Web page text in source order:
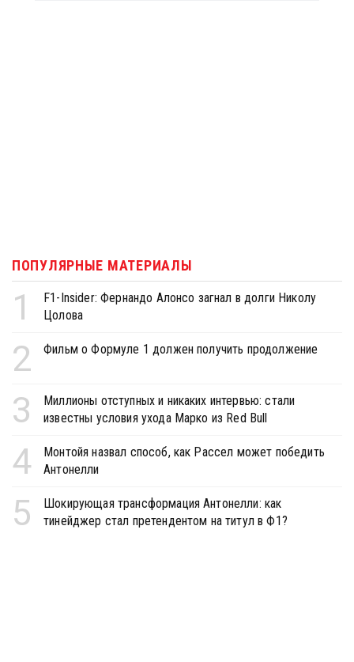
ПОПУЛЯРНЫЕ МАТЕРИАЛЫ
1
F1-Insider: Фернандо Алонсо загнал в долги Николу
Цолова
2 Фильм о Формуле 1 должен получить продолжение
3
Миллионы отступных и никаких интервью: стали
известны условия ухода Марко из Red Bull
4
Монтойя назвал способ, как Рассел может победить
Антонелли
5
Шокирующая трансформация Антонелли: как
тинейджер стал претендентом на титул в Ф1?